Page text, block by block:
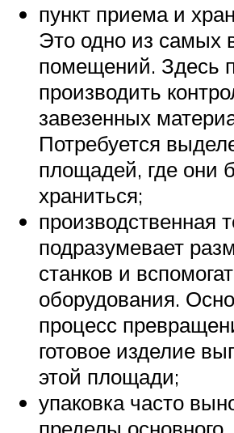
пункт приема и
Это одно из самых
помещений. Здесь
производить
завезенных
Потребуется
площадей, где они
храниться;
производственная
подразумевает
станков и
оборудования.
процесс
готовое изделие
этой площади;
упаковка часто